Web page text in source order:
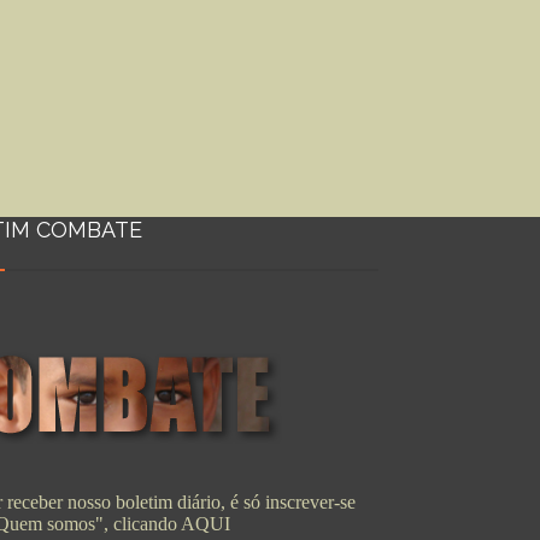
COMBATE
receber nosso boletim diário, é só inscrever-se
somos", clicando AQUI